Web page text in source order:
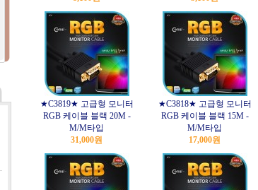
★C3819★ 고급형 모니터
RGB 케이블 블랙 20M -
M/M타입
31,000원
★C3818★ 고급형 모니터
RGB 케이블 블랙 15M -
M/M타입
17,000원